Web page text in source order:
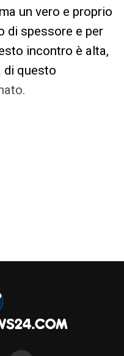
un vero e proprio
di spessore e per
incontro è alta,
di questo